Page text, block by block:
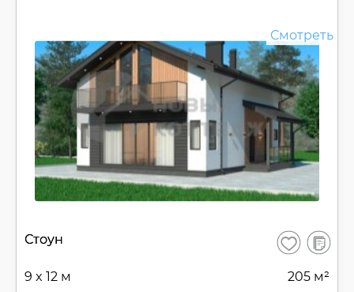
Смотреть
Стоун Сохранить
В
9 x 12 м 205 м²